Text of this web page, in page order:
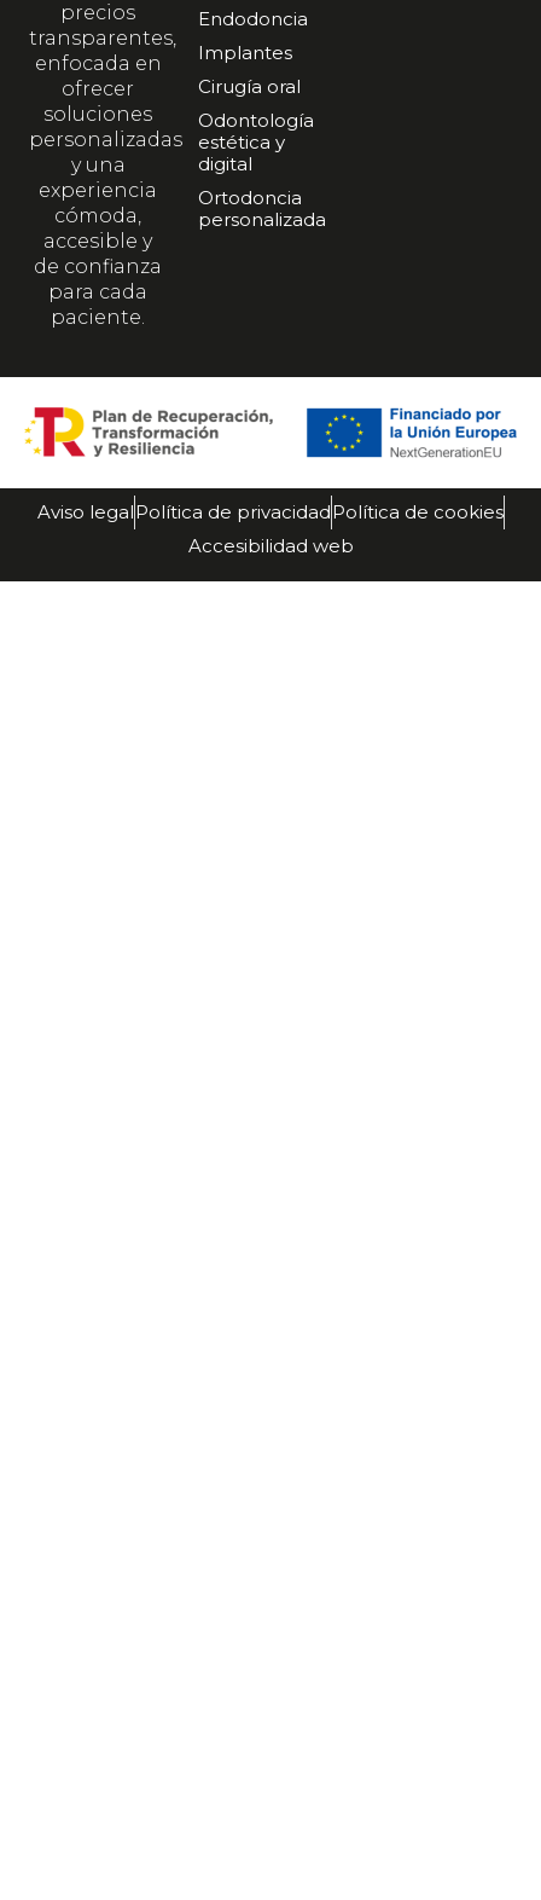
precios
transparentes,
enfocada en
ofrecer
soluciones
personalizadas
y una
experiencia
cómoda,
accesible y
de confianza
para cada
paciente.
Endodoncia
Implantes
Cirugía oral
Odontología
estética y
digital
Ortodoncia
personalizada
Aviso legalPolítica de privacidadPolítica de cookies
Accesibilidad web